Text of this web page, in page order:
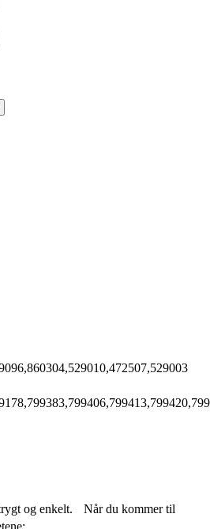
og enkelt. Når du kommer til